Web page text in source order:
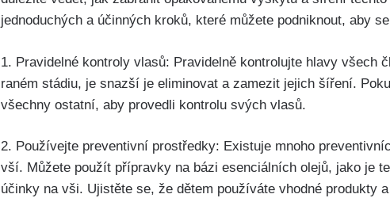
jednoduchých a‍ účinných kroků, které můžete podniknout, aby
1. Pravidelné ​kontroly vlasů: Pravidelně kontrolujte hlavy všech
raném stádiu, je snazší je eliminovat ​a zamezit jejich šíření.
všechny ostatní,‌ aby provedli​ kontrolu svých vlasů.
2. Používejte​ preventivní ⁢prostředky: ⁣Existuje mnoho
vší. Můžete použít přípravky na bázi esenciálních ​olejů, jako je
účinky na vši. ‌Ujistěte se, že dětem používáte vhodné produkty